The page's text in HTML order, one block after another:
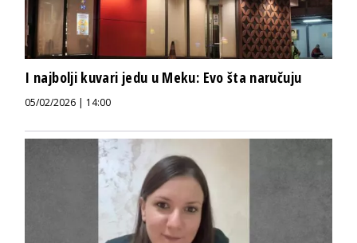
I najbolji kuvari jedu u Meku: Evo šta naručuju
05/02/2026 | 14:00